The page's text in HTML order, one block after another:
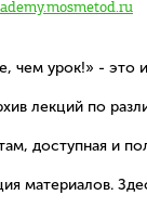
чем урок!» - это
лекций по
доступная и
материалов.